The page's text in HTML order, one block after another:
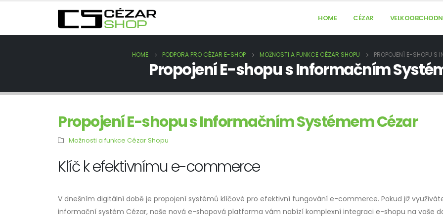
HOME CÉZAR
HOME PODPORA PRO CÉZAR E-SHOP MOŽNOSTI A FUNKCE CÉZAR SHOPU PROPOJENÍ E-SHOPU S
Propojení E-shopu s Informačním
Propojení E-shopu s Informačním Systémem Cézar
Možnosti a funkce Cézar Shopu
Klíč k efektivnímu e-commerce
V dnešním digitální době je propojení systémů klíčové pro efektivní fungování e-commerce. Pokud již
informační systém Cézar, naše nová e-shopová platforma vám nabízí komplexní integraci e-shopu na vaše